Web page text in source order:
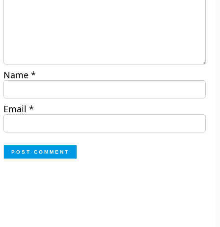
Name*
Email*